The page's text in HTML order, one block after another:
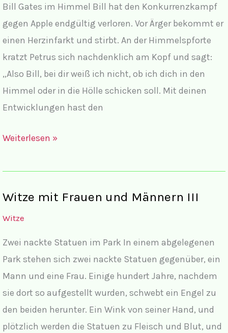
Bill Gates im Himmel Bill hat den Konkurrenzkampf
gegen Apple endgültig verloren. Vor Ärger bekommt er
einen Herzinfarkt und stirbt. An der Himmelspforte
kratzt Petrus sich nachdenklich am Kopf und sagt:
„Also Bill, bei dir weiß ich nicht, ob ich dich in den
Himmel oder in die Hölle schicken soll. Mit deinen
Entwicklungen hast den
Computerwitze
Weiterlesen »
Witze mit Frauen und Männern III
Witze
Zwei nackte Statuen im Park In einem abgelegenen
Park stehen sich zwei nackte Statuen gegenüber, ein
Mann und eine Frau. Einige hundert Jahre, nachdem
sie dort so aufgestellt wurden, schwebt ein Engel zu
den beiden herunter. Ein Wink von seiner Hand, und
plötzlich werden die Statuen zu Fleisch und Blut, und